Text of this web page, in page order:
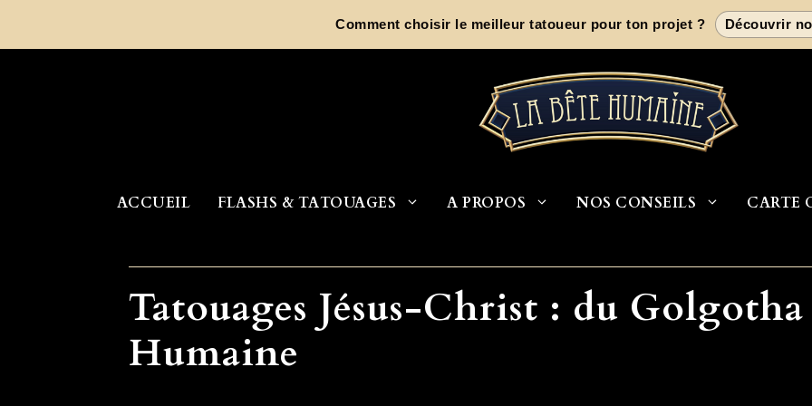
Comment choisir le meilleur tatoueur pour ton projet ? Découvrir
ACCUEIL FLASHS & TATOUAGES A PROPOS NOS CONSEILS CARTE
Tatouages Jésus-Christ : du
Humaine